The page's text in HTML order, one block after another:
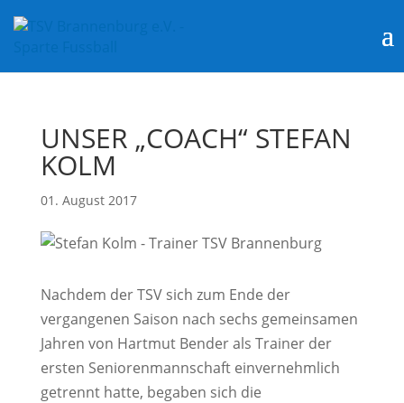
UNSER „COACH“ STEFAN
KOLM
01. August 2017
Nachdem der TSV sich zum Ende der
vergangenen Saison nach sechs gemeinsamen
Jahren von Hartmut Bender als Trainer der
ersten Seniorenmannschaft einvernehmlich
getrennt hatte, begaben sich die